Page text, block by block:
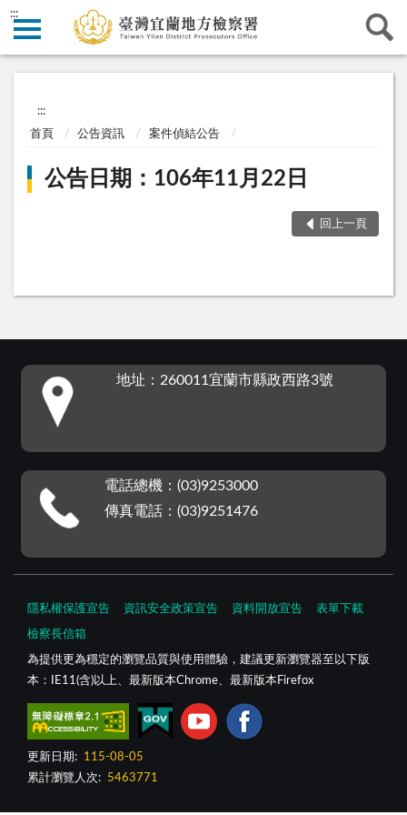
:::
:::
首頁 公告資訊 案件偵結公告
公告日期：106年11月22日
回上一頁
地址：260011宜蘭市縣政西路3號
電話總機：(03)9253000
傳真電話：(03)9251476
隱私權保護宣告 資訊安全政策宣告 資料開放宣告 表單下載
檢察長信箱
為提供更為穩定的瀏覽品質與使用體驗，建議更新瀏覽器至以下版
本：IE11(含)以上、最新版本Chrome、最新版本Firefox
更新日期:
115-08-05
累計瀏覽人次:
5463771